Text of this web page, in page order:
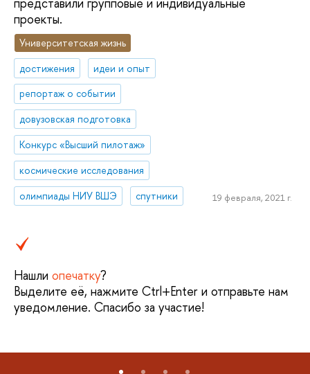
проекты.
Университетская жизнь
достижения
идеи и опыт
репортаж о событии
довузовская подготовка
Конкурс «Высший пилотаж»
космические исследования
олимпиады НИУ ВШЭ
спутники 19 февраля, 2021 г.
Нашли опечатку?
Выделите её, нажмите Ctrl+Enter и отправьте нам
уведомление. Спасибо за участие!